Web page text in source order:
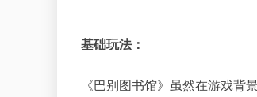
基础玩法：
《巴别图书馆》虽然在游戏